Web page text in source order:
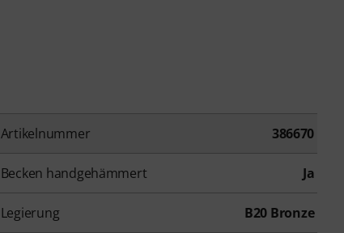
Artikelnummer 386670
Becken handgehämmert Ja
Legierung B20 Bronze